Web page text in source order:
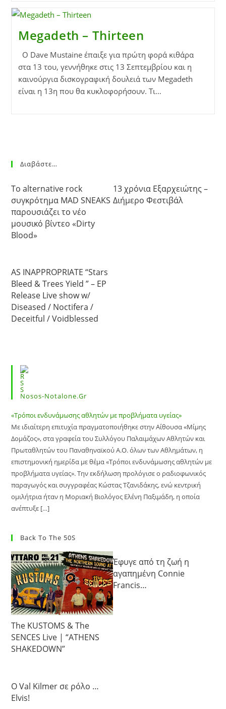
Megadeth – Thirteen
O Dave Mustaine έπαιξε για πρώτη φορά κιθάρα
στα 13 του, γεννήθηκε στις 13 Σεπτεμβρίου και η
καινούργια δισκογραφική δουλειά των Megadeth
είναι η 13η που θα κυκλοφορήσουν. Τι…
Διαβάστε…
Το alternative rock
συγκρότημα MAD SNEAKS
παρουσιάζει το νέο
μουσικό βίντεο «Dirty
Blood»
13 χρόνια Εξαρχειώτης –
Διήμερο Φεστιβάλ
AS INAPPROPRIATE “Stars
Bleed & Trees Yield ” – EP
Release Live show w/
Diseased / Noctifera /
Deceitful / Voidblessed
Nosos-Notalone.gr
«Τρόποι ενδυνάμωσης αθλητών με προβλήματα υγείας»
Με ιδιαίτερη επιτυχία πραγματοποιήθηκε στην Αίθουσα «Μίμης
Δομάζος», στα γραφεία του Συλλόγου Παλαιμάχων Αθλητών και
Πρωταθλητών του Παναθηναϊκού Α.Ο. όλων των Αθλημάτων, η
επιστημονική ημερίδα με θέμα «Τρόποι ενδυνάμωσης αθλητών με
προβλήματα υγείας». Την εκδήλωση προλόγισε ο ραδιοφωνικός
παραγωγός και συγγραφέας Κώστας Τζανιδάκης, ενώ κεντρική
ομιλήτρια ήταν η Μοριακή Βιολόγος Ελένη Παξιμάδη, η οποία
ανέπτυξε […]
Back To The 50S
The KUSTOMS & The
SENCES Live | “ATHENS
SHAKEDOWN”
Έφυγε από τη ζωή η
αγαπημένη Connie
Francis…
Ο Val Kilmer σε ρόλο …
Elvis!